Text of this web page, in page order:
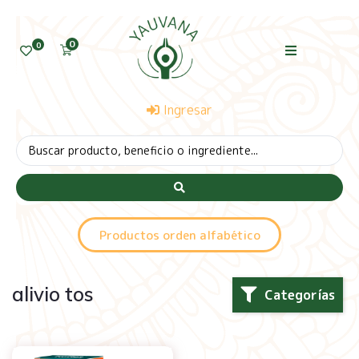
0 0
Ingresar
Productos orden alfabético
Categorías
alivio tos